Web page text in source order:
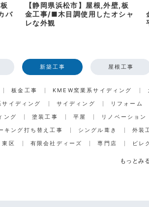
バ
【静岡県浜松市】屋根,外壁,板
金工事/■木目調使用したオシャ
レな外観
新築工事 屋根工事
板金工事 KMEW窯業系サイディング
サイディング サイディング リフォーム
ング 塗装工事 平屋 リノベーション
キング打ち替え工事 シングル葺き 外装
東区 有限会社ディーズ 専門店 ビレ
もっとみ